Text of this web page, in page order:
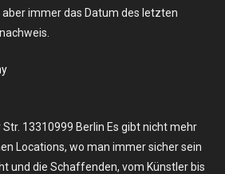
immer das Datum des letzten
13310999 Berlin Es gibt nicht mehr
Locations, wo man immer sicher sein
und die Schaffenden, vom Künstler bis